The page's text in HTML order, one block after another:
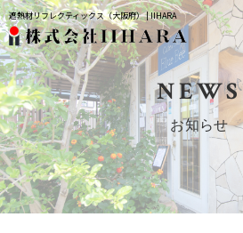
遮熱材リフレクティックス（大阪府） | IIHARA
NEWS
お知らせ